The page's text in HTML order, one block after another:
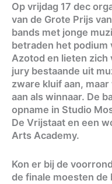
Op vrijdag 17 dec
van de Grote Prijs
bands met jonge
betraden het podium
Azotod en lieten zich
jury bestaande uit
zware kluif aan,
aan als winnaar. De
opname in Studio
De Vrijstaat en een
Arts Academy.
Kon er bij de
de finale moesten de